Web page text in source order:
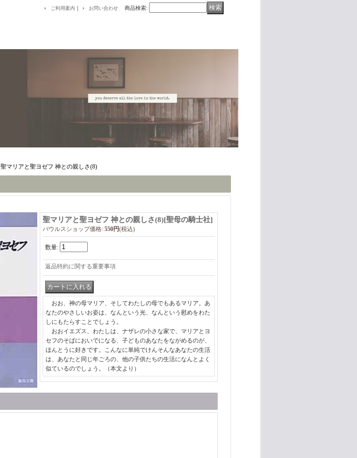
ご利用案内 ｜ お問い合わせ 商品検索:
聖マリアと聖ヨゼフ 神との親しさ(8)
聖マリアと聖ヨゼフ 神との親しさ(8)[聖母の騎士社]
パウルスショップ価格: 550円(税込)
数量:
返品特約に関する重要事項
おお、神の母マリア、そしてわたしの母でもあるマリア。あ
なたのやさしいお姿は、なんという光、なんという慰めをわた
しにもたらすことでしょう。
おおイエズス、わたしは、ナザレの小さな家で、マリアとヨ
セフのそばにおいでになる、子どものあなたをながめるのが、
ほんとうに好きです。こんなに単純でけんそんなあなたの生活
は、あなたと同じ年ごろの、他の子供たちの生活になんとよく
似ているのでしょう。（本文より）